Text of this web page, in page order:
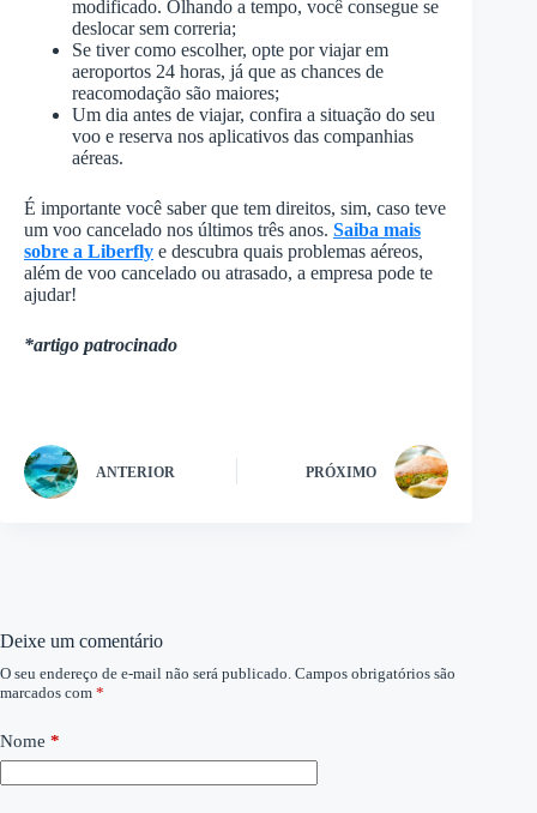
modificado. Olhando a tempo, você consegue se
deslocar sem correria;
Se tiver como escolher, opte por viajar em
aeroportos 24 horas, já que as chances de
reacomodação são maiores;
Um dia antes de viajar, confira a situação do seu
voo e reserva nos aplicativos das companhias
aéreas.
É importante você saber que tem direitos, sim, caso teve
um voo cancelado nos últimos três anos. Saiba mais
sobre a Liberfly e descubra quais problemas aéreos,
além de voo cancelado ou atrasado, a empresa pode te
ajudar!
*artigo patrocinado
ANTERIOR PRÓXIMO
Deixe um comentário
O seu endereço de e-mail não será publicado. Campos obrigatórios são
marcados com *
Nome *